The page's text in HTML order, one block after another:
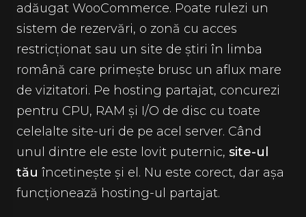
adăugat WooCommerce. Poate rulezi un
sistem de rezervări, o zonă cu acces
restricționat sau un site de știri în limba
română care primește brusc un aflux mare
de vizitatori. Pe hosting partajat, concurezi
pentru CPU, RAM și I/O de disc cu toate
celelalte site-uri de pe acel server. Când
unul dintre ele este lovit puternic, site-ul
tău încetinește și el. Nu este corect, dar așa
funcționează hosting-ul partajat.